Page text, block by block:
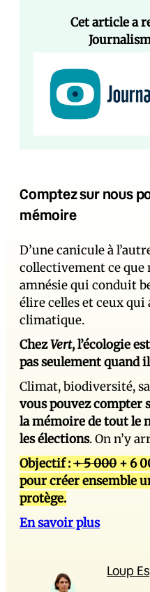
Cet article a
Comptez sur nous
mémoire
D’une canicule à
collectivement ce que
amnésie qui conduit
élire celles et ceux qui
climatique.
ChezVert, l’écologie
pas seulement quand
Climat, biodiversité,
vous pouvez compter
la mémoire de tout le
les élections. On n’y
Objectif :+ 5 000 + 6
pour créer ensemble
protège.
En savoir plus
Loup